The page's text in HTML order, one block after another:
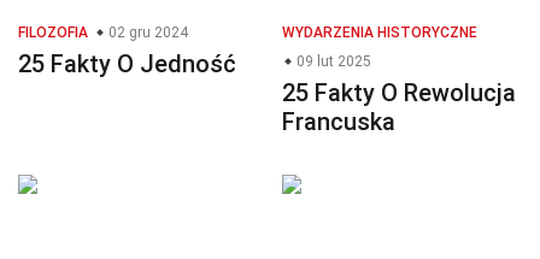
FILOZOFIA 02 gru 2024
25 Fakty O Jedność
WYDARZENIA HISTORYCZNE
09 lut 2025
25 Fakty O Rewolucja
Francuska